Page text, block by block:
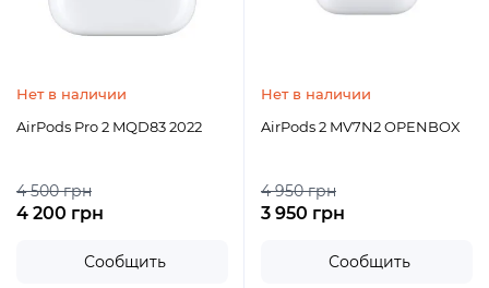
Нет в наличии
AirPods Pro 2 MQD83 2022
4 500 грн
4 200 грн
Сообщить
Нет в наличии
AirPods 2 MV7N2 OPENBOX
4 950 грн
3 950 грн
Сообщить